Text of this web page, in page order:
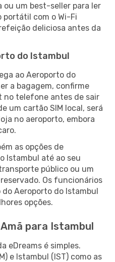
ou um best-seller para ler
portátil com o Wi-Fi
deliciosa antes da
do Istambul
ao Aeroporto do
a bagagem, confirme
no telefone antes de sair
um cartão SIM local, será
no aeroporto, embora
as opções de
Istambul até ao seu
público ou um
Os funcionários
Aeroporto do Istambul
opções.
para Istambul
eDreams é simples.
e Istambul (IST) como as